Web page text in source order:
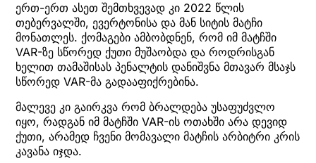
ერთ-ერთ ასეთ შემთხვევად კი 2022 წლის
თებერვალში, ევერტონისა და მან სიტის მატჩი
მონათლეს. ქომაგები ამბობდნენ, რომ იმ მატჩში
VAR-ზე სწორედ ქუთი მუშაობდა და როდრისგან
ხელით თამაშისას პენალტის დანიშვნა მთავარ მსაჯს
სწორედ VAR-მა გადააფიქრებინა.
მალევე კი გაირკვა რომ ბრალდება უსაფუძვლო
იყო, რადგან იმ მატჩში VAR-ის ოთახში არა დევიდ
ქუთი, არამედ ჩვენი მომავალი მატჩის არბიტრი კრის
კავანა იჯდა.